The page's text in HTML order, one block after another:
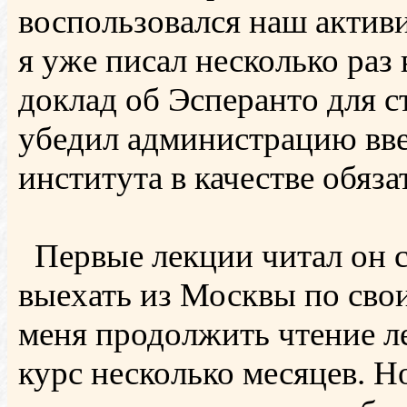
воспользовался наш
я уже писал несколько
доклад об Эсперанто для
убедил администрацию
института в качестве
Первые лекции читал он
выехать из Москвы по
меня продолжить чтение
курс несколько месяцев.